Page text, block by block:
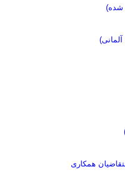
شده)
همکاری